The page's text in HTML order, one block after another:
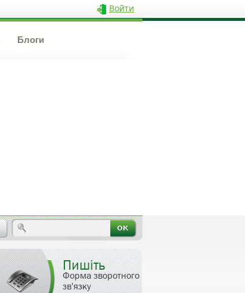
Войти
Блоги
Пишіть
Форма зворотного
зв'язку